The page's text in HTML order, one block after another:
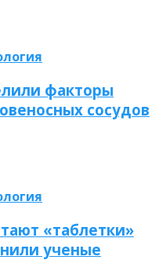
факторы
сосудов
«таблетки»
ученые